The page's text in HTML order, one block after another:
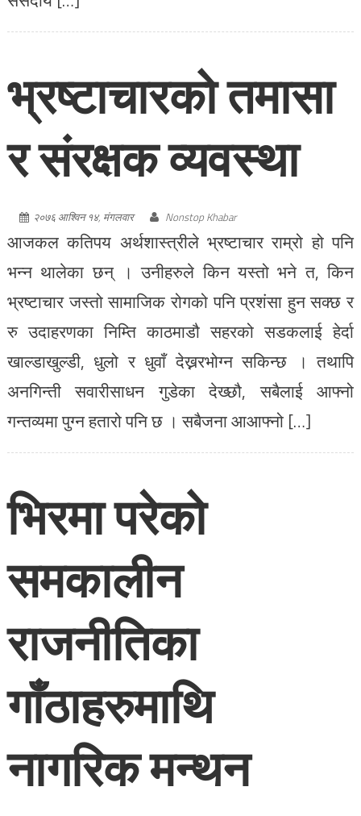
भ्रष्टाचारको तमासा
र संरक्षक व्यवस्था
२०७६ आश्विन १४, मंगलवार Nonstop Khabar
आजकल कतिपय अर्थशास्त्रीले भ्रष्टाचार राम्रो हो पनि
भन्न थालेका छन् । उनीहरुले किन यस्तो भने त, किन
भ्रष्टाचार जस्तो सामाजिक रोगको पनि प्रशंसा हुन सक्छ र
रु उदाहरणका निम्ति काठमाडौ सहरको सडकलाई हेर्दा
खाल्डाखुल्डी, धुलो र धुवाँ देख्नरभोग्न सकिन्छ । तथापि
अनगिन्ती सवारीसाधन गुडेका देख्छौ, सबैलाई आफ्नो
गन्तव्यमा पुग्न हतारो पनि छ । सबैजना आआफ्नो […]
भिरमा परेको
समकालीन
राजनीतिका
गाँठाहरुमाथि
नागरिक मन्थन